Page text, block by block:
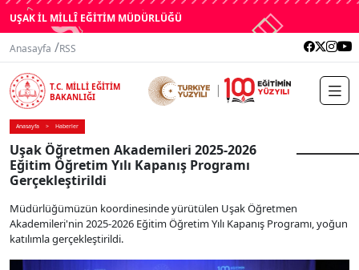
UŞAK İL MİLLÎ EĞİTİM MÜDÜRLÜĞÜ
Anasayfa /RSS
T.C. MİLLİ EĞİTİM
BAKANLIĞI
Anasayfa Haberler
Uşak Öğretmen Akademileri 2025-2026
Eğitim Öğretim Yılı Kapanış Programı
Gerçekleştirildi
Müdürlüğümüzün koordinesinde yürütülen Uşak Öğretmen
Akademileri'nin 2025-2026 Eğitim Öğretim Yılı Kapanış Programı, yoğun
katılımla gerçekleştirildi.